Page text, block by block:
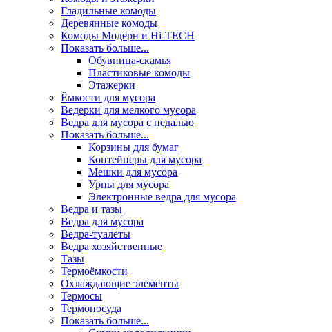
Гладильные комоды
Деревянные комоды
Комоды Модерн и Hi-TECH
Показать больше...
Обувница-скамья
Пластиковые комоды
Этажерки
Ёмкости для мусора
Ведерки для мелкого мусора
Ведра для мусора с педалью
Показать больше...
Корзины для бумаг
Контейнеры для мусора
Мешки для мусора
Урны для мусора
Электронные ведра для мусора
Ведра и тазы
Ведра для мусора
Ведра-туалеты
Ведра хозяйственные
Тазы
Термоёмкости
Охлаждающие элементы
Термосы
Термопосуда
Показать больше...